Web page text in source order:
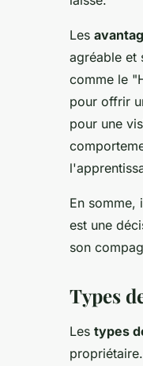
Les
agréable et
comme le
pour offrir
pour une
En somme,
est une
son
Types
Les types